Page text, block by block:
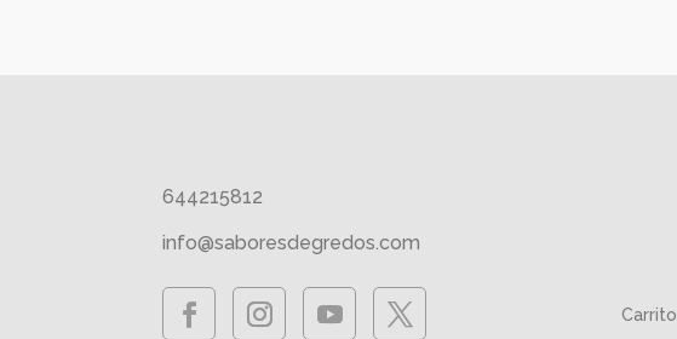
644215812
info@saboresdegredos.com
Carrito